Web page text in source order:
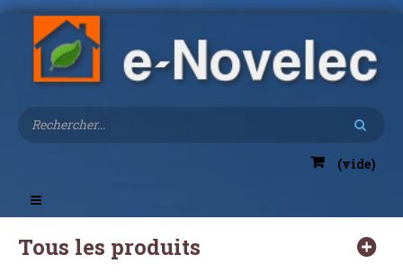
(vide)
Toggle
navigation
Tous les produits